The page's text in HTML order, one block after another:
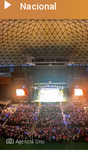
Agencia Uno
Nacional